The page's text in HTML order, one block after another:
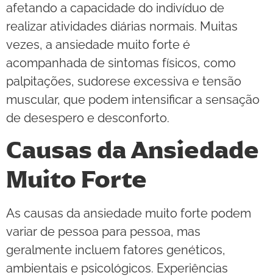
afetando a capacidade do indivíduo de
realizar atividades diárias normais. Muitas
vezes, a ansiedade muito forte é
acompanhada de sintomas físicos, como
palpitações, sudorese excessiva e tensão
muscular, que podem intensificar a sensação
de desespero e desconforto.
Causas da Ansiedade
Muito Forte
As causas da ansiedade muito forte podem
variar de pessoa para pessoa, mas
geralmente incluem fatores genéticos,
ambientais e psicológicos. Experiências